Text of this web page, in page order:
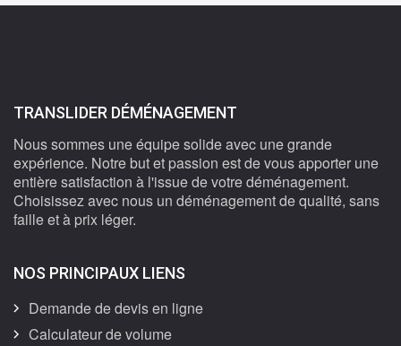
TRANSLIDER DÉMÉNAGEMENT
Nous sommes une équipe solide avec une grande
expérience. Notre but et passion est de vous apporter une
entière satisfaction à l'issue de votre déménagement.
Choisissez avec nous un déménagement de qualité, sans
faille et à prix léger.
NOS PRINCIPAUX LIENS
Demande de devis en ligne
Calculateur de volume